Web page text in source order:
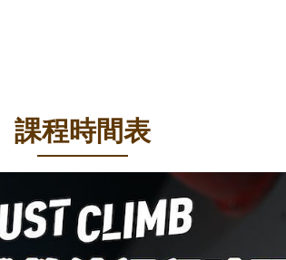
課程時間表